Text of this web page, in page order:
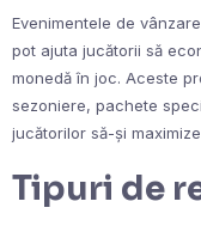
Evenimentele de
pot ajuta jucătorii să
monedă în joc. Aceste
sezoniere, pachete
jucătorilor să-și
Tipuri de